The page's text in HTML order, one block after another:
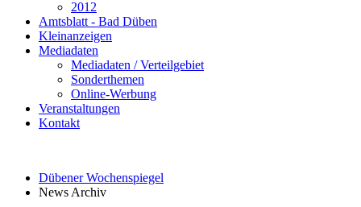
2012
Amtsblatt - Bad Düben
Kleinanzeigen
Mediadaten
Mediadaten / Verteilgebiet
Sonderthemen
Online-Werbung
Veranstaltungen
Kontakt
Dübener Wochenspiegel
News Archiv